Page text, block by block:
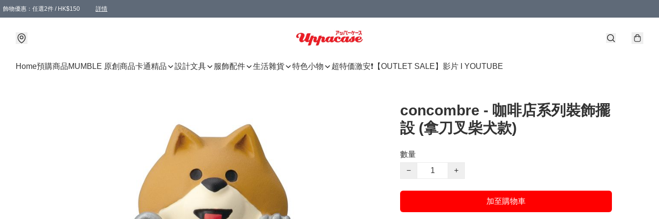
飾物優惠：任選2件 / HK$150 詳情
Home預購商品MUMBLE 原創商品卡通精品 設計文具 服飾配件 生活雜貨 特色小物 超特価激安❗【OUTLET SALE】 影片 I YOUTUBE
concombre - 咖啡店系列裝飾擺
設 (拿刀叉柴犬款)
數量
−
+
加至購物車